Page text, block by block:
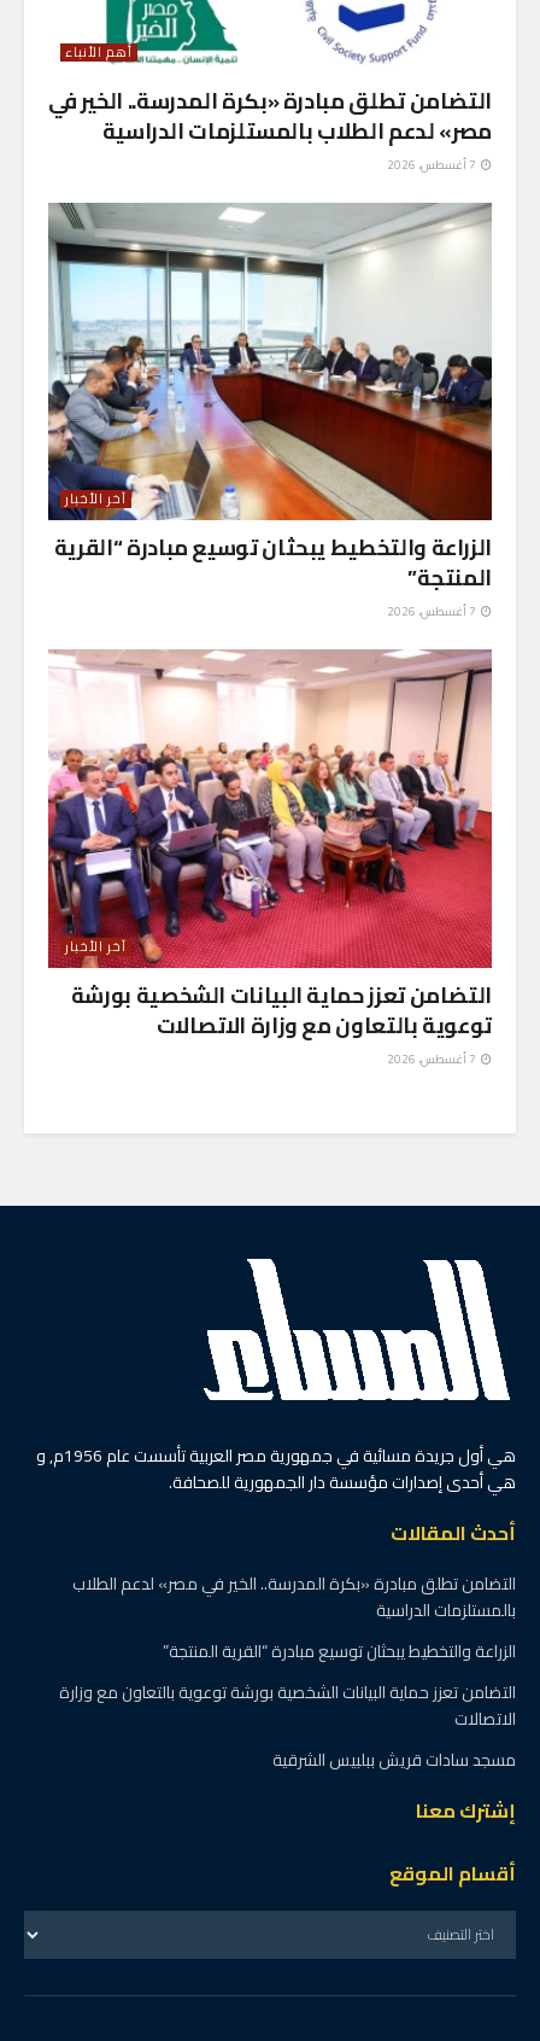
أهم الأنباء
التضامن تطلق مبادرة «بكرة المدرسة.. الخير في
مصر» لدعم الطلاب بالمستلزمات الدراسية
آخر الأخبار
الزراعة والتخطيط يبحثان توسيع مبادرة “القرية
المنتجة”
آخر الأخبار
التضامن تعزز حماية البيانات الشخصية بورشة
توعوية بالتعاون مع وزارة الاتصالات
هي أول جريدة مسائية في جمهورية مصر العربية تأسست عام 1956م, و
هي أحدى إصدارات مؤسسة دار الجمهورية للصحافة.
أحدث المقالات
التضامن تطلق مبادرة «بكرة المدرسة.. الخير في مصر» لدعم الطلاب
بالمستلزمات الدراسية
الزراعة والتخطيط يبحثان توسيع مبادرة “القرية المنتجة”
التضامن تعزز حماية البيانات الشخصية بورشة توعوية بالتعاون مع وزارة
الاتصالات
مسجد سادات قريش ببلبيس الشرقية
إشترك معنا
أقسام الموقع